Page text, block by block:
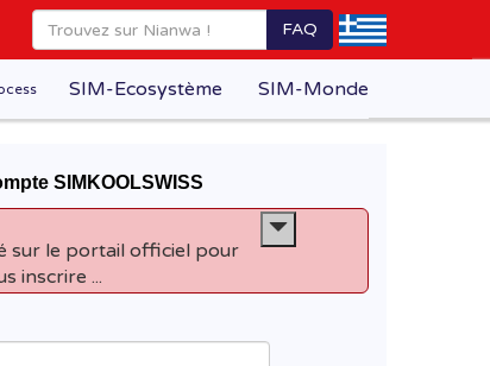
FAQ
SIM-Monde
SIM-Ecosystème
SIMKOOLSWISS
sur le portail officiel pour
inscrire ...